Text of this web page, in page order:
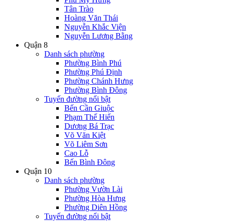
Tân Trào
Hoàng Văn Thái
Nguyễn Khắc Viện
Nguyễn Lương Bằng
Quận 8
Danh sách phường
Phường Bình Phú
Phường Phú Định
Phường Chánh Hưng
Phường Bình Đông
Tuyến đường nổi bật
Bến Cần Giuộc
Phạm Thế Hiển
Dương Bá Trạc
Võ Văn Kiệt
Võ Liêm Sơn
Cao Lỗ
Bến Bình Đông
Quận 10
Danh sách phường
Phường Vườn Lài
Phường Hòa Hưng
Phường Diên Hồng
Tuyến đường nổi bật